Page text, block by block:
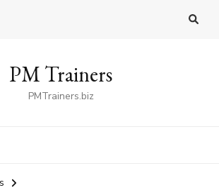
PM Trainers
PMTrainers.biz